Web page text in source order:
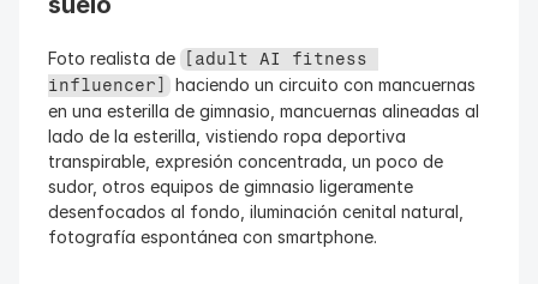
Foto realista de
[adult AI fitness
influencer] haciendo un circuito con mancuernas
en una esterilla de gimnasio, mancuernas alineadas al
lado de la esterilla, vistiendo ropa deportiva
transpirable, expresión concentrada, un poco de
sudor, otros equipos de gimnasio ligeramente
desenfocados al fondo, iluminación cenital natural,
fotografía espontánea con smartphone.